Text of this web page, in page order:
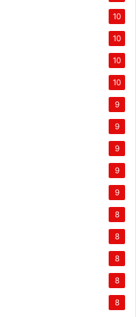
10
10
10
10
9
9
9
9
9
8
8
8
8
8